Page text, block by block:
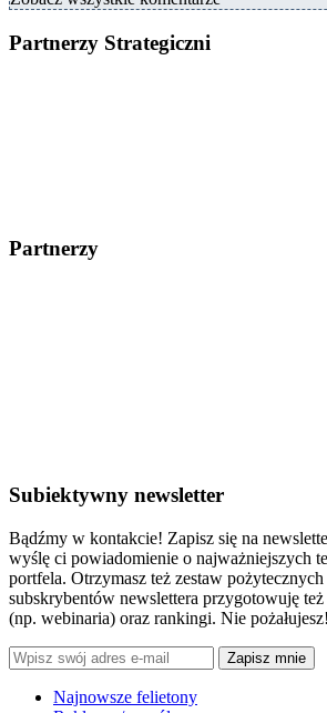
Partnerzy Strategiczni
Partnerzy
Subiektywny newsletter
Bądźmy w kontakcie! Zapisz się na
wyślę ci powiadomienie o najważniejszych
portfela. Otrzymasz też zestaw
subskrybentów newslettera przygotowuję
(np. webinaria) oraz rankingi. Nie pożałujesz!
Zapisz mnie
Najnowsze felietony